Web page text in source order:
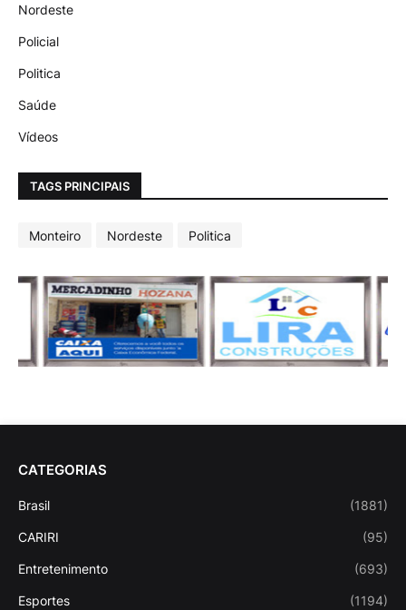
Nordeste
Policial
Politica
Saúde
Vídeos
TAGS PRINCIPAIS
Monteiro Nordeste Politica
CATEGORIAS
Brasil (1881)
CARIRI (95)
Entretenimento (693)
Esportes (1194)